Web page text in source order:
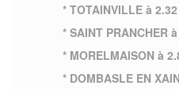
* TOTAINVILLE à
* SAINT PRANCHER
* MORELMAISON à
* DOMBASLE EN